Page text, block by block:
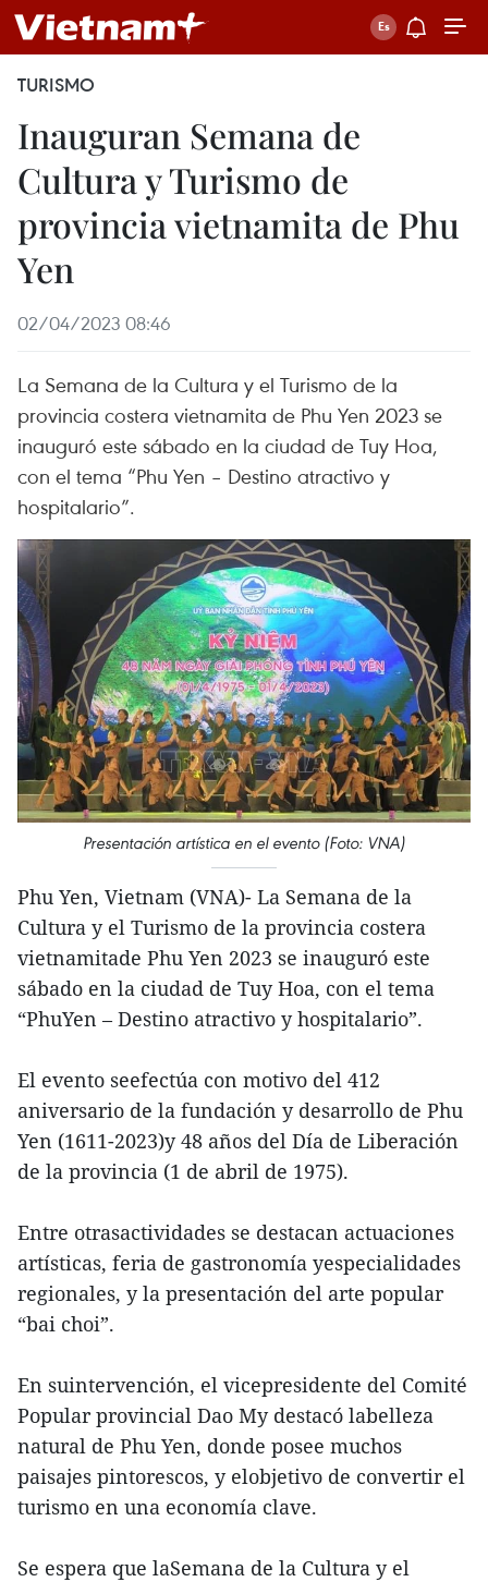
TURISMO
Inauguran Semana de
Cultura y Turismo de
provincia vietnamita de Phu
Yen
02/04/2023 08:46
La Semana de la Cultura y el Turismo de la
provincia costera vietnamita de Phu Yen 2023 se
inauguró este sábado en la ciudad de Tuy Hoa,
con el tema “Phu Yen – Destino atractivo y
hospitalario”.
Presentación artística en el evento (Foto: VNA)
Phu Yen, Vietnam (VNA)- La Semana de la
Cultura y el Turismo de la provincia costera
vietnamitade Phu Yen 2023 se inauguró este
sábado en la ciudad de Tuy Hoa, con el tema
“PhuYen – Destino atractivo y hospitalario”.
El evento seefectúa con motivo del 412
aniversario de la fundación y desarrollo de Phu
Yen (1611-2023)y 48 años del Día de Liberación
de la provincia (1 de abril de 1975).
Entre otrasactividades se destacan actuaciones
artísticas, feria de gastronomía yespecialidades
regionales, y la presentación del arte popular
“bai choi”.
En suintervención, el vicepresidente del Comité
Popular provincial Dao My destacó labelleza
natural de Phu Yen, donde posee muchos
paisajes pintorescos, y elobjetivo de convertir el
turismo en una economía clave.
Se espera que laSemana de la Cultura y el